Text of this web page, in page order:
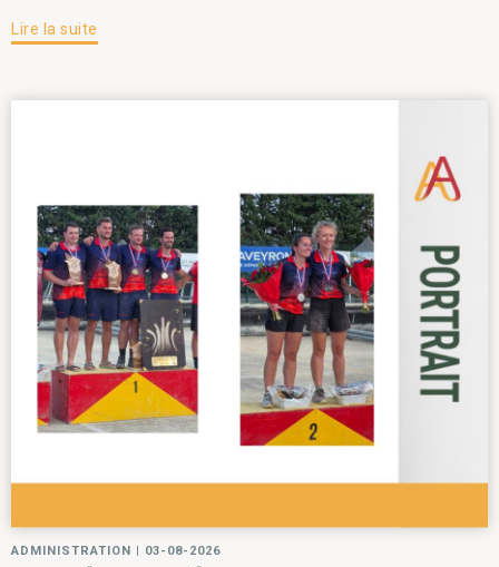
Lire la suite
ADMINISTRATION 03-08-2026